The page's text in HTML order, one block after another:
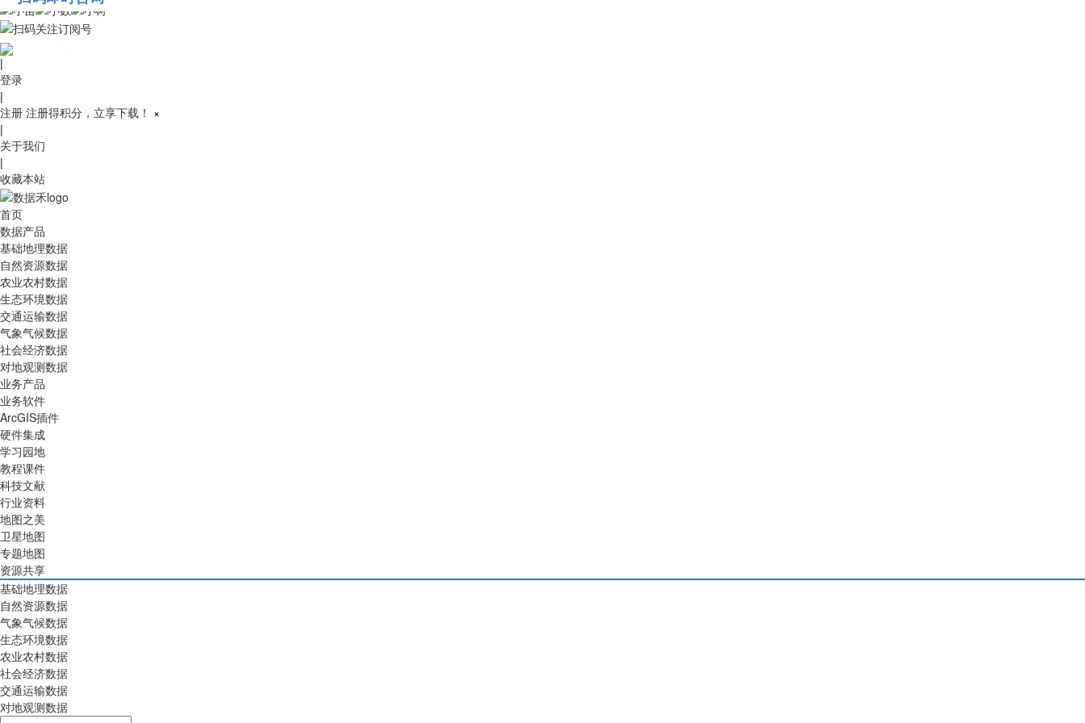
010-53689091
|
登录
|
注册 注册得积分，立享下载！ ×
|
关于我们
|
收藏本站
首页
数据产品
基础地理数据
自然资源数据
农业农村数据
生态环境数据
交通运输数据
气象气候数据
社会经济数据
对地观测数据
业务产品
业务软件
ArcGIS插件
硬件集成
学习园地
教程课件
科技文献
行业资料
地图之美
卫星地图
专题地图
资源共享
基础地理数据
自然资源数据
气象气候数据
生态环境数据
农业农村数据
社会经济数据
交通运输数据
对地观测数据